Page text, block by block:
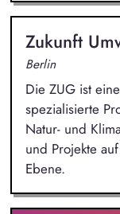
Zukunft
Berlin
Die ZUG ist
spezialisierte
Natur- und
und Projekte
Ebene.